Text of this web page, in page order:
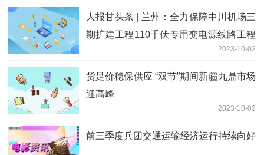
人报甘头条 | 兰州：全力保障中川机场三
期扩建工程110千伏专用变电源线路工程
2023-10-02
货足价稳保供应 “双节”期间新疆九鼎市场
迎高峰
2023-10-02
前三季度兵团交通运输经济运行持续向好